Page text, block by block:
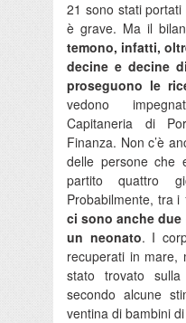
21 sono stati
è grave. Ma il
temono, infatti,
decine e decine
proseguono le
vedono
Capitaneria di
Finanza. Non c’è
delle persone che
partito quattro
Probabilmente, tra i
ci sono anche
un neonato. I
recuperati in mare,
stato trovato sulla
secondo alcune
ventina di bambini